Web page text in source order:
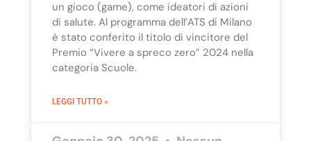
un gioco (game), come ideatori di azioni
di salute. Al programma dell’ATS di Milano
è stato conferito il titolo di vincitore del
Premio “Vivere a spreco zero” 2024 nella
categoria Scuole.
LEGGI TUTTO »